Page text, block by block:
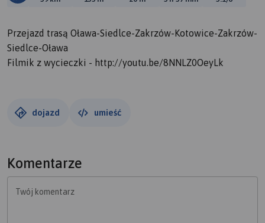
Przejazd trasą Oława-Siedlce-Zakrzów-Kotowice-Zakrzów-
Siedlce-Oława
Filmik z wycieczki - http://youtu.be/8NNLZ0OeyLk
dojazd umieść
Komentarze
Twój komentarz